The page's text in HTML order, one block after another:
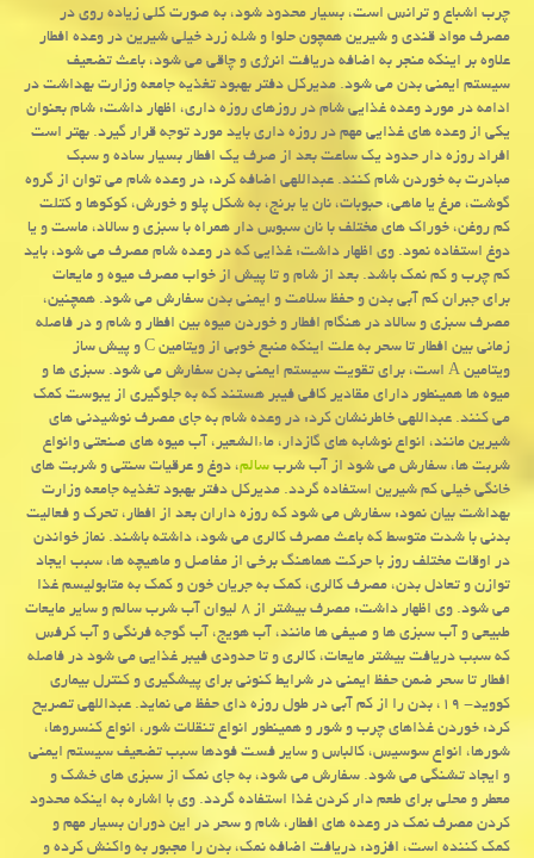
چرب اشباع و ترانس است، بسیار محدود شود، به صورت کلی زیاده روی در
مصرف مواد قندی و شیرین همچون حلوا و شله زرد خیلی شیرین در وعده افطار
علاوه بر اینکه منجر به اضافه دریافت انرژی و چاقی می شود، باعث تضعیف
سیستم ایمنی بدن می شود. مدیرکل دفتر بهبود تغذیه جامعه وزارت بهداشت در
ادامه در مورد وعده غذایی شام در روزهای روزه داری، اظهار داشت: شام بعنوان
یکی از وعده های غذایی مهم در روزه داری باید مورد توجه قرار گیرد. بهتر است
افراد روزه دار حدود یک ساعت بعد از صرف یک افطار بسیار ساده و سبک
مبادرت به خوردن شام کنند. عبداللهی اضافه کرد: در وعده شام می توان از گروه
گوشت، مرغ یا ماهی، حبوبات، نان یا برنج، به شکل پلو و خورش، کوکوها و کتلت
کم روغن، خوراک های مختلف با نان سبوس دار همراه با سبزی و سالاد، ماست و یا
دوغ استفاده نمود. وی اظهار داشت: غذایی که در وعده شام مصرف می شود، باید
کم چرب و کم نمک باشد. بعد از شام و تا پیش از خواب مصرف میوه و مایعات
برای جبران کم آبی بدن و حفظ سلامت و ایمنی بدن سفارش می شود. همچنین،
مصرف سبزی و سالاد در هنگام افطار و خوردن میوه بین افطار و شام و در فاصله
زمانی بین افطار تا سحر به علت اینکه منبع خوبی از ویتامین C و پیش ساز
ویتامین A است، برای تقویت سیستم ایمنی بدن سفارش می شود. سبزی ها و
میوه ها همینطور دارای مقادیر کافی فیبر هستند که به جلوگیری از یبوست کمک
می کنند. عبداللهی خاطرنشان کرد: در وعده شام به جای مصرف نوشیدنی های
شیرین مانند، انواع نوشابه های گازدار، ماءالشعیر، آب میوه های صنعتی وانواع
شربت ها، سفارش می شود از آب شربسالم، دوغ و عرقیات سنتی و شربت های
خانگی خیلی کم شیرین استفاده گردد. مدیرکل دفتر بهبود تغذیه جامعه وزارت
بهداشت بیان نمود: سفارش می شود که روزه داران بعد از افطار، تحرک و فعالیت
بدنی با شدت متوسط که باعث مصرف کالری می شود، داشته باشند. نماز خواندن
در اوقات مختلف روز با حرکت هماهنگ برخی از مفاصل و ماهیچه ها، سبب ایجاد
توازن و تعادل بدن، مصرف کالری، کمک به جریان خون و کمک به متابولیسم غذا
می شود. وی اظهار داشت: مصرف بیشتر از ۸ لیوان آب شرب سالم و سایر مایعات
طبیعی و آب سبزی ها و صیفی ها مانند، آب هویج، آب گوجه فرنگی و آب کرفس
که سبب دریافت بیشتر مایعات، کالری و تا حدودی فیبر غذایی می شود در فاصله
افطار تا سحر ضمن حفظ ایمنی در شرایط کنونی برای پیشگیری و کنترل بیماری
کووید- ۱۹، بدن را از کم آبی در طول روزه دای حفظ می نماید. عبداللهی تصریح
کرد: خوردن غذاهای چرب و شور و همینطور انواع تنقلات شور، انواع کنسروها،
شورها، انواع سوسیس، کالباس و سایر فست فودها سبب تضعیف سیستم ایمنی
و ایجاد تشنگی می شود. سفارش می شود، به جای نمک از سبزی های خشک و
معطر و محلی برای طعم دار کردن غذا استفاده گردد. وی با اشاره به اینکه محدود
کردن مصرف نمک در وعده های افطار، شام و سحر در این دوران بسیار مهم و
کمک کننده است، افزود: دریافت اضافه نمک، بدن را مجبور به واکنش کرده و